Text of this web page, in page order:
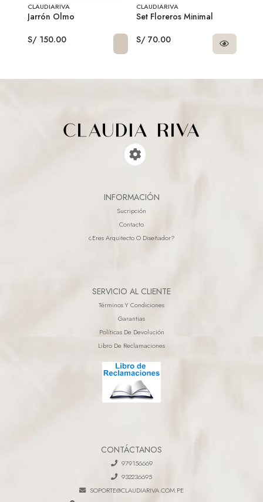
CLAUDIARIVA
Jarrón Olmo
S/ 150.00
CLAUDIARIVA
Set Floreros Minimal
S/ 70.00
INFORMACIÓN
Sucripción
Contacto
¿eres Arquitecto O Diseñador?
SERVICIO AL CLIENTE
Términos Y Condiciones
Garantias
Políticas De Devolución
Libro De Reclamaciones
CONTÁCTANOS
979156669
932236695
SOPORTE@CLAUDIARIVA.COM.PE